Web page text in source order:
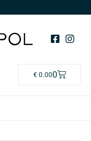
€0.000